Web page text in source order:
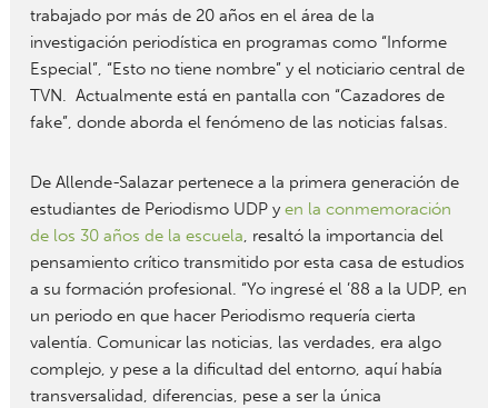
trabajado por más de 20 años en el área de la
investigación periodística en programas como “Informe
Especial”, “Esto no tiene nombre” y el noticiario central de
TVN. Actualmente está en pantalla con “Cazadores de
fake”, donde aborda el fenómeno de las noticias falsas.
De Allende-Salazar pertenece a la primera generación de
estudiantes de Periodismo UDP yen la conmemoración
de los 30 años de la escuela, resaltó la importancia del
pensamiento crítico transmitido por esta casa de estudios
a su formación profesional. “Yo ingresé el ’88 a la UDP, en
un periodo en que hacer Periodismo requería cierta
valentía. Comunicar las noticias, las verdades, era algo
complejo, y pese a la dificultad del entorno, aquí había
transversalidad, diferencias, pese a ser la única